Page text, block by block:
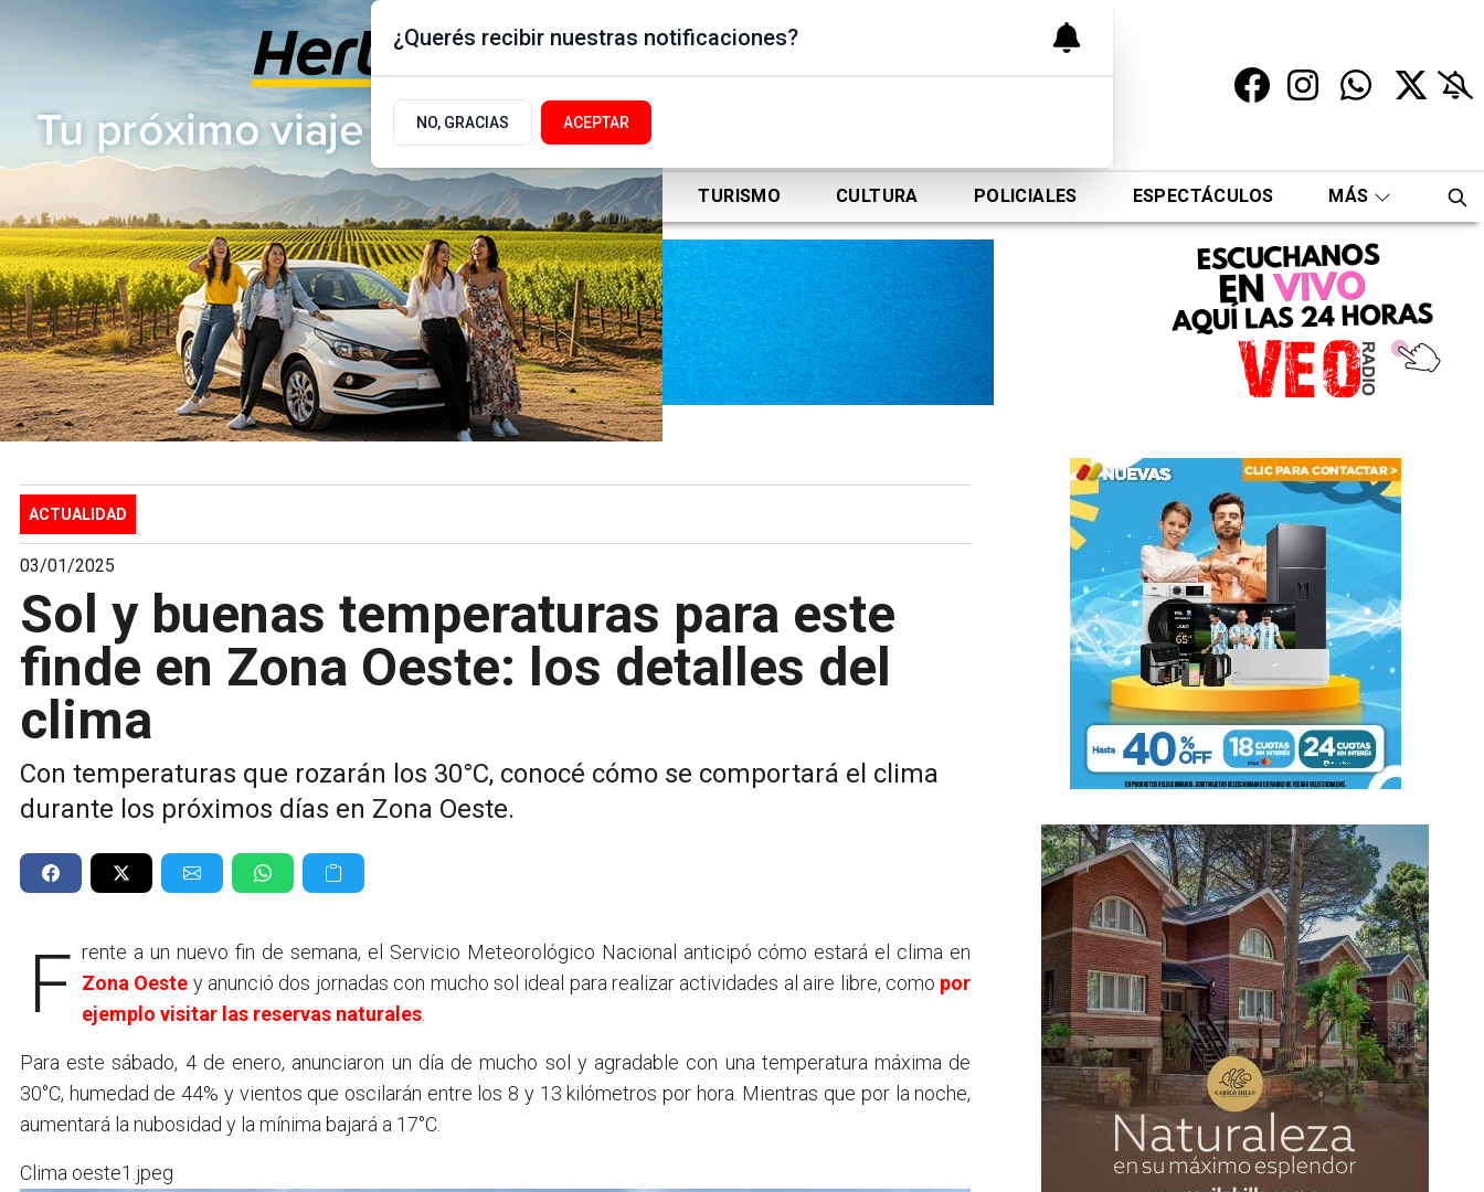
Jueves 6 de Agosto
de 2026
17.9ºc | Buenos Aires, AR
ACTUALIDAD POLÍTICA DEPORTES TURISMO CULTURA POLICIALES ESPECTÁCULOS MÁS
ACTUALIDAD
03/01/2025
Sol y buenas temperaturas para este
finde en Zona Oeste: los detalles del
clima
Con temperaturas que rozarán los 30°C, conocé cómo se comportará el clima
durante los próximos días en Zona Oeste.
Frente a un nuevo fin de semana, el Servicio Meteorológico Nacional anticipó cómo estará el clima en
Zona Oeste y anunció dos jornadas con mucho sol ideal para realizar actividades al aire libre, como por
ejemplo visitar las reservas naturales
Para este sábado, 4 de enero, anunciaron un día de mucho sol y agradable con una temperatura máxima de
30°C, humedad de 44% y vientos que oscilarán entre los 8 y 13 kilómetros por hora. Mientras que por la noche,
aumentará la nubosidad y la mínima bajará a 17°C.
Clima oeste1.jpeg
¿Querés recibir nuestras notificaciones?
NO, GRACIAS ACEPTAR